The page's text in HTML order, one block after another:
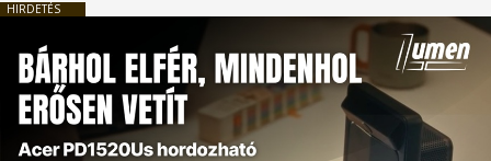
HIRDETÉS